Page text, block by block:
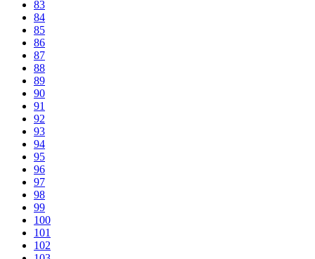
83
84
85
86
87
88
89
90
91
92
93
94
95
96
97
98
99
100
101
102